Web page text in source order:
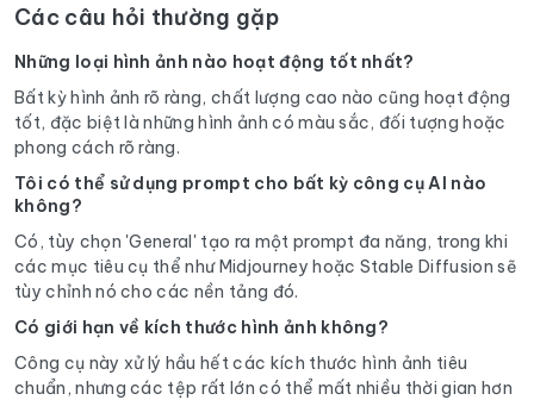
Các câu hỏi thường gặp
Những loại hình ảnh nào hoạt động tốt nhất?
Bất kỳ hình ảnh rõ ràng, chất lượng cao nào cũng hoạt động
tốt, đặc biệt là những hình ảnh có màu sắc, đối tượng hoặc
phong cách rõ ràng.
Tôi có thể sử dụng prompt cho bất kỳ công cụ AI nào
không?
Có, tùy chọn 'General' tạo ra một prompt đa năng, trong khi
các mục tiêu cụ thể như Midjourney hoặc Stable Diffusion sẽ
tùy chỉnh nó cho các nền tảng đó.
Có giới hạn về kích thước hình ảnh không?
Công cụ này xử lý hầu hết các kích thước hình ảnh tiêu
chuẩn, nhưng các tệp rất lớn có thể mất nhiều thời gian hơn